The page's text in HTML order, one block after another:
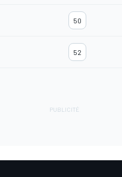
50
52